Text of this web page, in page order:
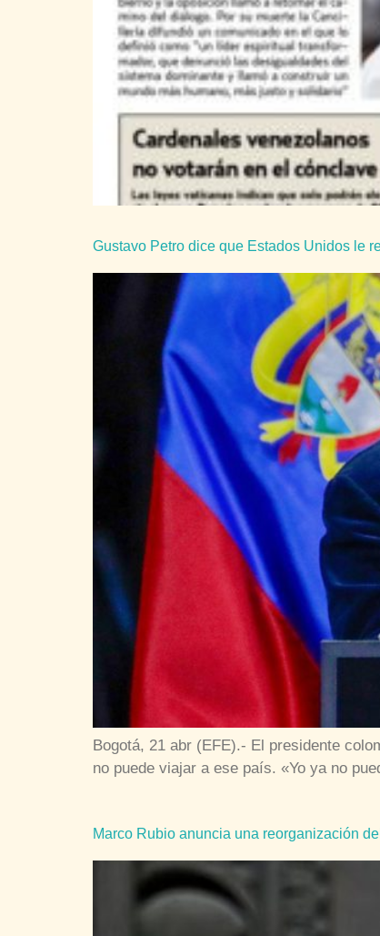
Gustavo Petro dice que Estados Unidos le
Bogotá, 21 abr (EFE).- El presidente
no puede viajar a ese país. «Yo ya no
Marco Rubio anuncia una reorganización